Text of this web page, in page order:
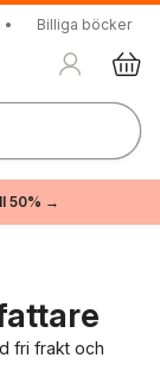
• Billiga böcker
50% →
fri frakt och